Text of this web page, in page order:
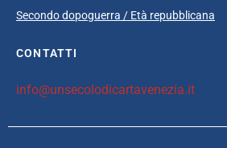
Secondo dopoguerra / Età repubblicana
CONTATTI
info@unsecolodicartavenezia.it